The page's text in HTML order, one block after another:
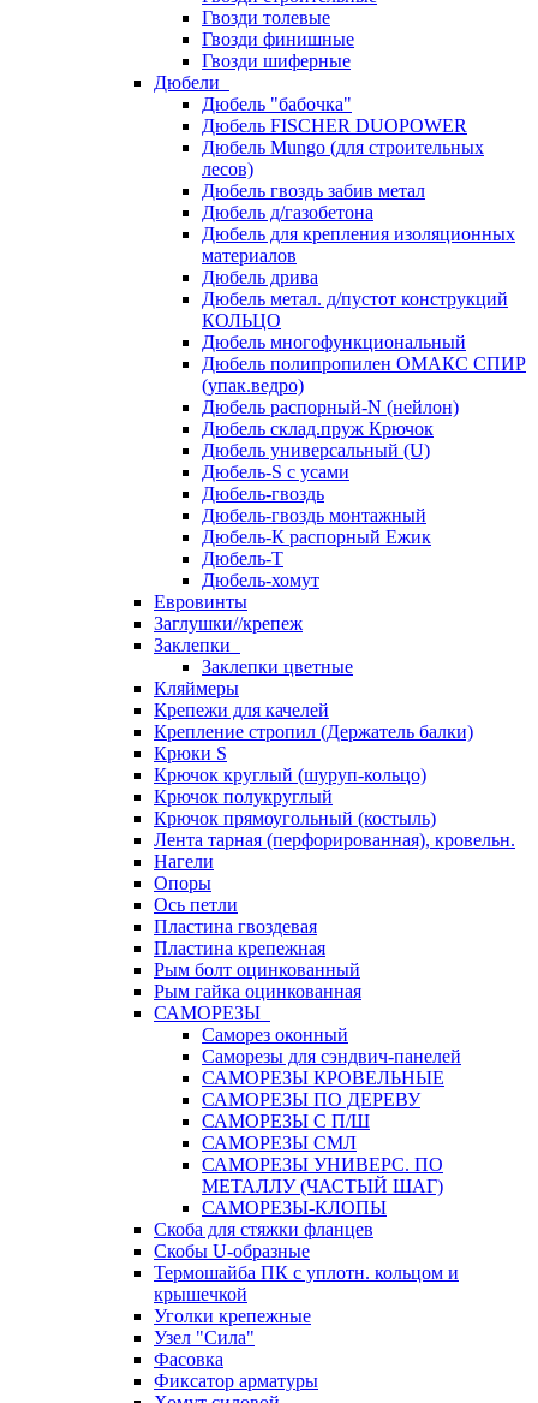
Гвозди толевые
Гвозди финишные
Гвозди шиферные
Дюбели
Дюбель "бабочка"
Дюбель FISCHER DUOPOWER
Дюбель Mungo (для строительных
лесов)
Дюбель гвоздь забив метал
Дюбель д/газобетона
Дюбель для крепления изоляционных
материалов
Дюбель дрива
Дюбель метал. д/пустот конструкций
КОЛЬЦО
Дюбель многофункциональный
Дюбель полипропилен ОМАКС СПИР
(упак.ведро)
Дюбель распорный-N (нейлон)
Дюбель склад.пруж Крючок
Дюбель универсальный (U)
Дюбель-S с усами
Дюбель-гвоздь
Дюбель-гвоздь монтажный
Дюбель-К распорный Ежик
Дюбель-Т
Дюбель-хомут
Евровинты
Заглушки//крепеж
Заклепки
Заклепки цветные
Кляймеры
Крепежи для качелей
Крепление стропил (Держатель балки)
Крюки S
Крючок круглый (шуруп-кольцо)
Крючок полукруглый
Крючок прямоугольный (костыль)
Лента тарная (перфорированная), кровельн.
Нагели
Опоры
Ось петли
Пластина гвоздевая
Пластина крепежная
Рым болт оцинкованный
Рым гайка оцинкованная
САМОРЕЗЫ
Саморез оконный
Саморезы для сэндвич-панелей
САМОРЕЗЫ КРОВЕЛЬНЫЕ
САМОРЕЗЫ ПО ДЕРЕВУ
САМОРЕЗЫ С П/Ш
САМОРЕЗЫ СМЛ
САМОРЕЗЫ УНИВЕРС. ПО
МЕТАЛЛУ (ЧАСТЫЙ ШАГ)
САМОРЕЗЫ-КЛОПЫ
Скоба для стяжки фланцев
Скобы U-образные
Термошайба ПК с уплотн. кольцом и
крышечкой
Уголки крепежные
Узел "Сила"
Фасовка
Фиксатор арматуры